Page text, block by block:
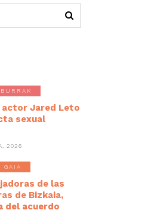
actor Jared Leto
sexual
2026
GAIA
de las
de Bizkaia,
del acuerdo